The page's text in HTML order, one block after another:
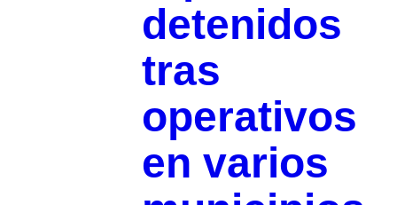
detenidos
tras
operativos
en varios